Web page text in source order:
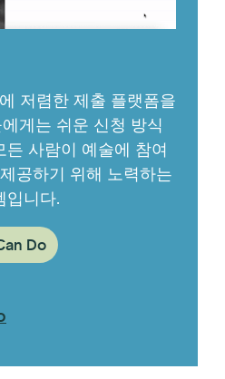
저렴한 제출 플랫폼을
게는 쉬운 신청 방식
사람이 예술에 참여
공하기 위해 노력하는
입니다.
Do